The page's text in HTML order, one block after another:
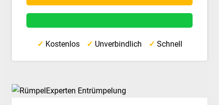
✓ Kostenlos ✓ Unverbindlich ✓ Schnell